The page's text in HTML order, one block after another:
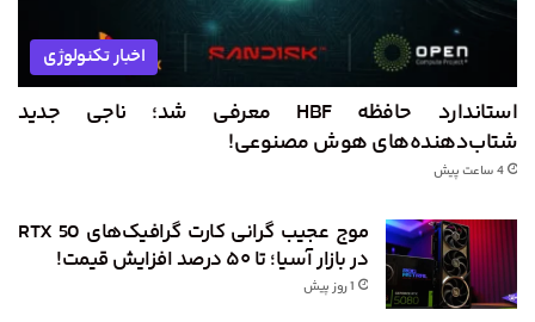
اخبار تکنولوژی
استاندارد حافظه HBF معرفی شد؛ ناجی جدید
شتاب‌دهنده‌های هوش مصنوعی!
4 ساعت پیش
موج عجیب گرانی کارت گرافیک‌های RTX 50
در بازار آسیا؛ تا ۵۰ درصد افزایش قیمت!
1 روز پیش